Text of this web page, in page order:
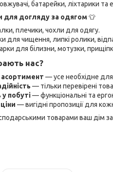
батарейки, ліхтарики
для догляду за одягом 👕
плечики, чохли для одягу.
для чищення, липкі ролики,
для білизни, мотузки,
нас?
— усе необхідне для
— тільки перевірені
у побуті— функціональні та
— вигідні пропозиції для
товарами ваш дім